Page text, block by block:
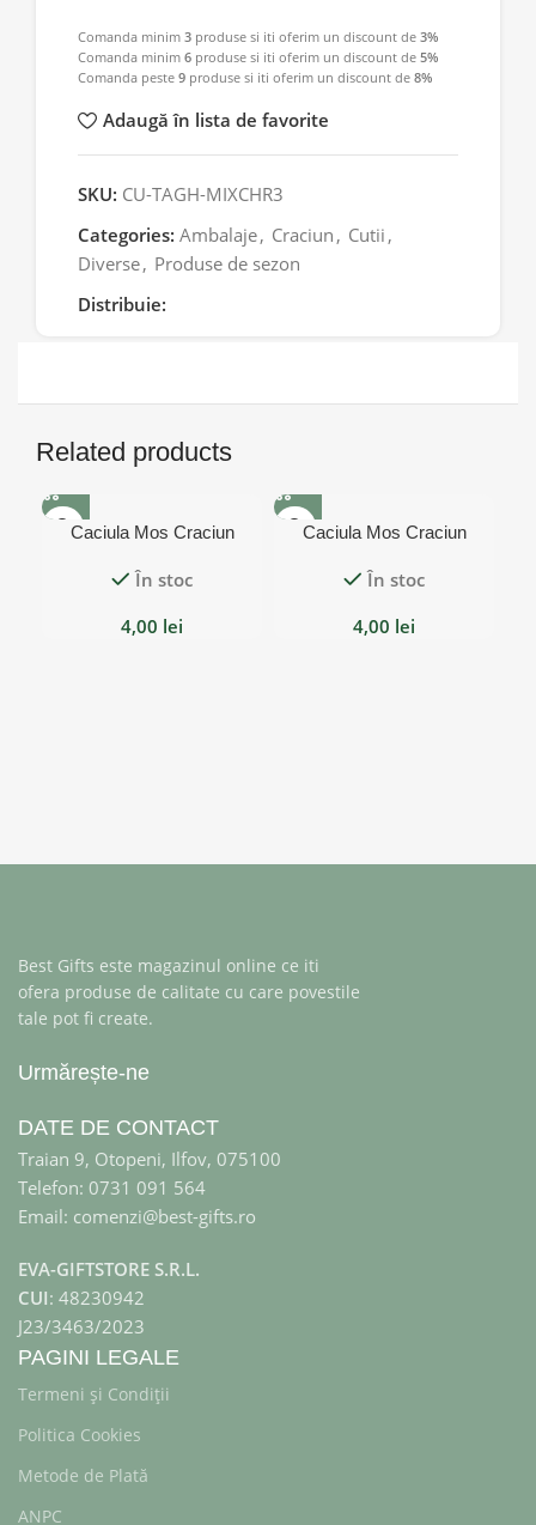
Comanda minim 3 produse si iti oferim un discount de 3%
Comanda minim 6 produse si iti oferim un discount de 5%
Comanda peste 9 produse si iti oferim un discount de 8%
Adaugă în lista de favorite
SKU: CU-TAGH-MIXCHR3
Categories: Ambalaje, Craciun , Cutii ,
Diverse, Produse de sezon
Distribuie:
Related products
Caciula Mos Craciun
universala 42×29, Elfi
În stoc
4,00 lei
Caciula Mos Craciun
În stoc
4,00 lei
Best Gifts este magazinul online ce iti
ofera produse de calitate cu care povestile
tale pot fi create.
Urmărește-ne
DATE DE CONTACT
Traian 9, Otopeni, Ilfov, 075100
Telefon: 0731 091 564
Email: comenzi@best-gifts.ro
EVA-GIFTSTORE S.R.L.
CUI: 48230942
J23/3463/2023
PAGINI LEGALE
Termeni și Condiții
Politica Cookies
Metode de Plată
ANPC